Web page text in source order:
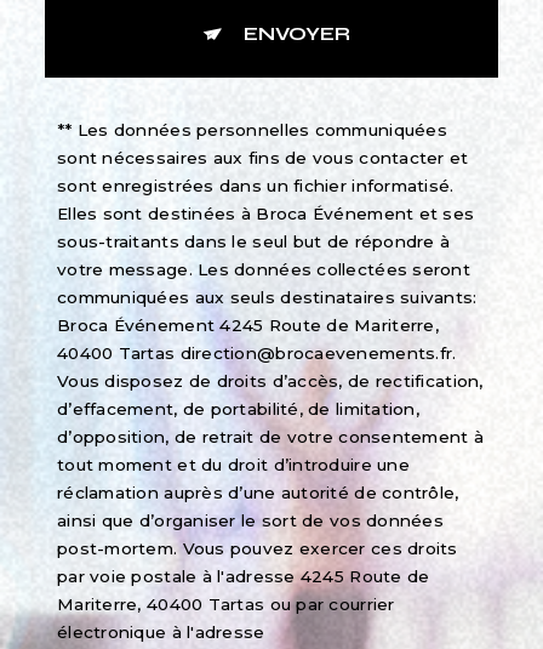
ENVOYER
** Les données personnelles communiquées
sont nécessaires aux fins de vous contacter et
sont enregistrées dans un fichier informatisé.
Elles sont destinées à Broca Événement et ses
sous-traitants dans le seul but de répondre à
votre message. Les données collectées seront
communiquées aux seuls destinataires suivants:
Broca Événement 4245 Route de Mariterre,
40400 Tartas direction@brocaevenements.fr.
Vous disposez de droits d’accès, de rectification,
d’effacement, de portabilité, de limitation,
d’opposition, de retrait de votre consentement à
tout moment et du droit d’introduire une
réclamation auprès d’une autorité de contrôle,
ainsi que d’organiser le sort de vos données
post-mortem. Vous pouvez exercer ces droits
par voie postale à l'adresse 4245 Route de
Mariterre, 40400 Tartas ou par courrier
électronique à l'adresse